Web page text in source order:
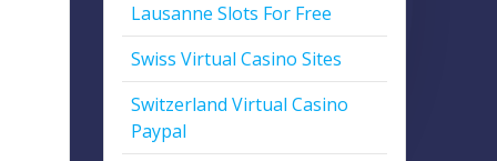
Lausanne Slots For Free
Swiss Virtual Casino Sites
Switzerland Virtual Casino
Paypal